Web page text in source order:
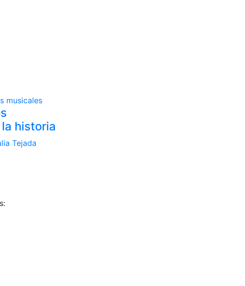
musicales
historia
Tejada